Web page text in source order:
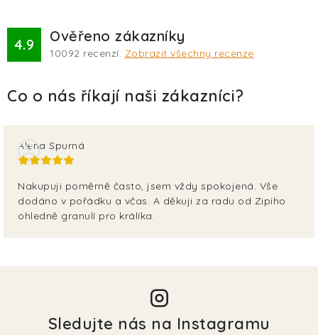
4.9 Ověřeno zákazníky
10092 recenzí. Zobrazit všechny recenze
Alena Spurná
Nakupuji poměrně často, jsem vždy spokojená. Vše
dodáno v pořádku a včas. A děkuji za radu od Zipiho
ohledně granulí pro králíka.
Sledujte nás na Instagramu